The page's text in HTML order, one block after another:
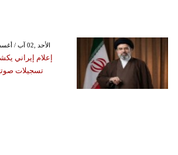
GMT 11:08 2026 الأحد ,02 آب / أغسطس
إعلام إيراني
تسجيلات